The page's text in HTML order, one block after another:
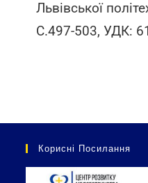
Львівської
С.497-503, УДК:
Корисні Посилання